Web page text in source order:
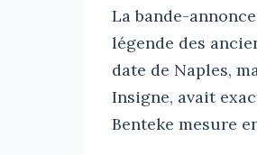
La bande-
légende des
date de Naples,
Insigne, avait
Benteke mesure